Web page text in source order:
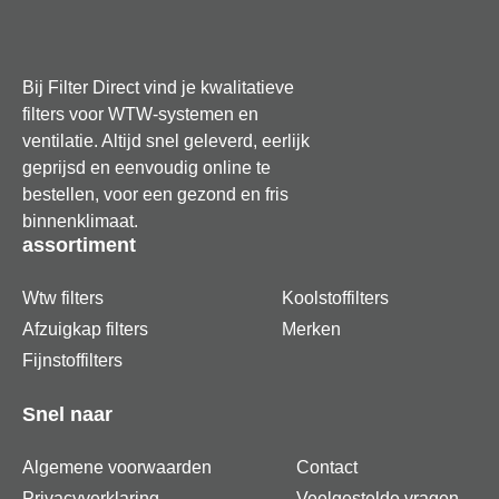
Exacte maatvoering voor een naadloze aansluiting
op de PRO 300 serie
Blokkeert effectief roetdeeltjes, fijnstof en allergene
pollen uit de buitenlucht
Verlengt de levensduur van je ventilatiesysteem
Gemaakt van hoogwaardig synthetisch materiaal
voor een constante luchtstroom
partner die vindt dat een gezond binnenklimaat de basis
achter dit merk selecteren uitsluitend filters die technisch
Bij Filter Direct vind je kwalitatieve
filters voor WTW-systemen en
ventilatie. Altijd snel geleverd, eerlijk
geprijsd en eenvoudig online te
bestellen, voor een gezond en fris
binnenklimaat.
assortiment
Wtw filters
Afzuigkap filters
Fijnstoffilters
Koolstoffilters
Merken
Snel naar
Algemene voorwaarden
Contact